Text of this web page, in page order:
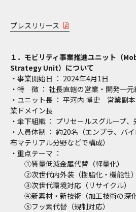
プレスリリース
１．モビリティ事業推進ユニット（
Strategy Unit）について
・事業開始日 ： 2024年4月1日
・特 徴 ： 社長直轄の営業・開発一元
・ユニット長 ： 平河内 博史 営業副
業ドメイン長
・傘下組織 ： プリセールスグループ
・人員体制 ： 約20名（エンプラ、バ
布マテリアル分野などで構成）
・重点テーマ ：
①質量低減金属代替（軽量化）
②次世代内外装（樹脂化・機能性）
③次世代環境対応（リサイクル）
④新素材・新技術（加工技術の深化
⑤フッ素代替（規制対応）